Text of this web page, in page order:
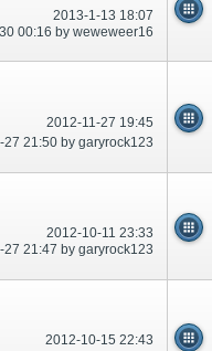
2013-1-13 18:07
00:16 by weweweer16
2012-11-27 19:45
27 21:50 by garyrock123
2012-10-11 23:33
27 21:47 by garyrock123
2012-10-15 22:43